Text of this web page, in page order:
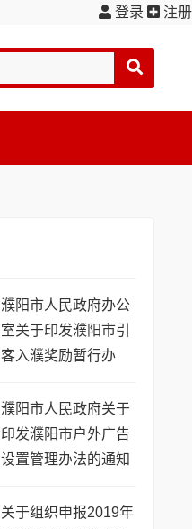
登录 注册
濮阳市人民政府办公
室关于印发濮阳市引
客入濮奖励暂行办
76号)
濮阳市人民政府关于
印发濮阳市户外广告
设置管理办法的通知
关于组织申报2019年